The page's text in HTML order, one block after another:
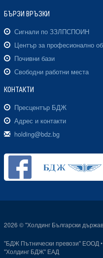
БЪРЗИ ВРЪЗКИ
Сигнали по ЗЗЛПСПОИН
Център за професионално
Почивни бази
Свободни работни места
КОНТАКТИ
Пресцентър БДЖ
Адрес и контакти
holding@bdz.bg
2026 © "Холдинг Български
"БДЖ Пътнически превози" ЕООД •
"Холдинг БДЖ" ЕАД